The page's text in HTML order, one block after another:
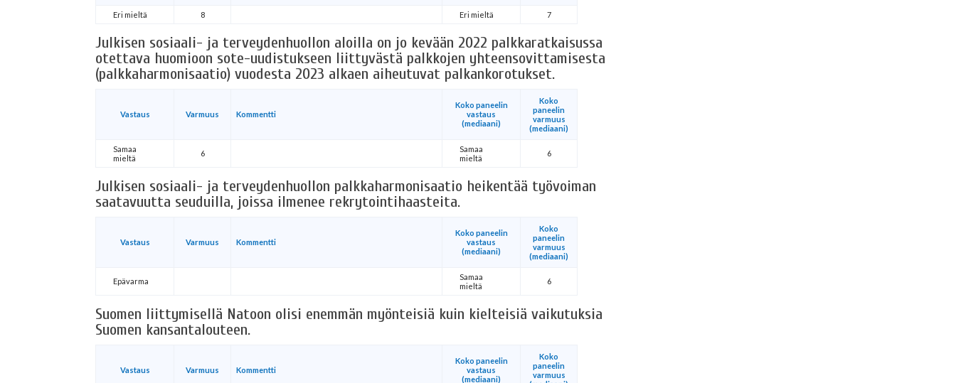
Eri mieltä 8 Eri mieltä 7
Julkisen sosiaali- ja terveydenhuollon aloilla on jo kevään 2022 palkkaratkaisussa
otettava huomioon sote-uudistukseen liittyvästä palkkojen yhteensovittamisesta
(palkkaharmonisaatio) vuodesta 2023 alkaen aiheutuvat palkankorotukset.
Vastaus Varmuus Kommentti
Koko paneelin
vastaus
(mediaani)
Koko
paneelin
varmuus
(mediaani)
Samaa
mieltä
6
Samaa
mieltä
6
Julkisen sosiaali- ja terveydenhuollon palkkaharmonisaatio heikentää työvoiman
saatavuutta seuduilla, joissa ilmenee rekrytointihaasteita.
Vastaus Varmuus Kommentti
Koko paneelin
vastaus
(mediaani)
Koko
paneelin
varmuus
(mediaani)
Epävarma
Samaa
mieltä
6
Suomen liittymisellä Natoon olisi enemmän myönteisiä kuin kielteisiä vaikutuksia
Suomen kansantalouteen.
Vastaus Varmuus Kommentti
Koko paneelin
vastaus
(mediaani)
Koko
paneelin
varmuus